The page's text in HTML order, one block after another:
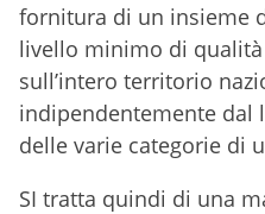
fornitura di un insieme
livello minimo di qualità
sull’intero territorio
indipendentemente
delle varie categorie di
SI tratta quindi di una